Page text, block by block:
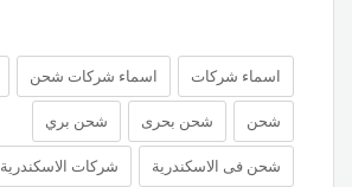
اسماء شركات اسماء شركات شحن
شحن شحن بحرى شحن بري
شحن فى الاسكندرية شركات الاسكندرية